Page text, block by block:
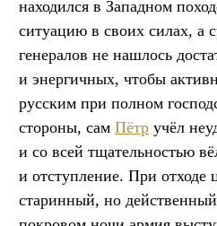
находился в Западном
ситуацию в своих силах, а
генералов не нашлось
и энергичных, чтобы
русским при полном
стороны, сам Пётр учёл
и со всей тщательностью
и отступление. При отходе
старинный, но